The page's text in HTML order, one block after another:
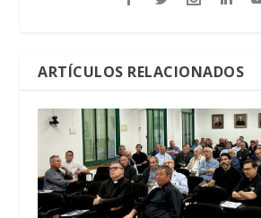
ARTÍCULOS RELACIONADOS